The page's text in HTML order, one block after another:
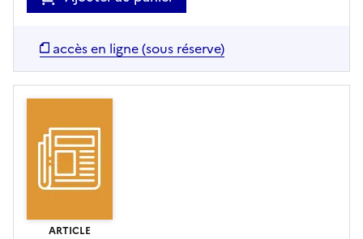
accès en ligne (sous réserve)
ARTICLE